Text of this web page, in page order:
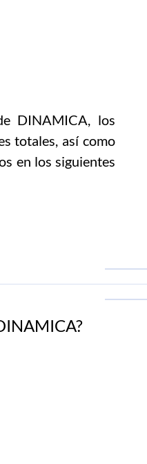
DINAMICA, los
totales, así como
en los siguientes